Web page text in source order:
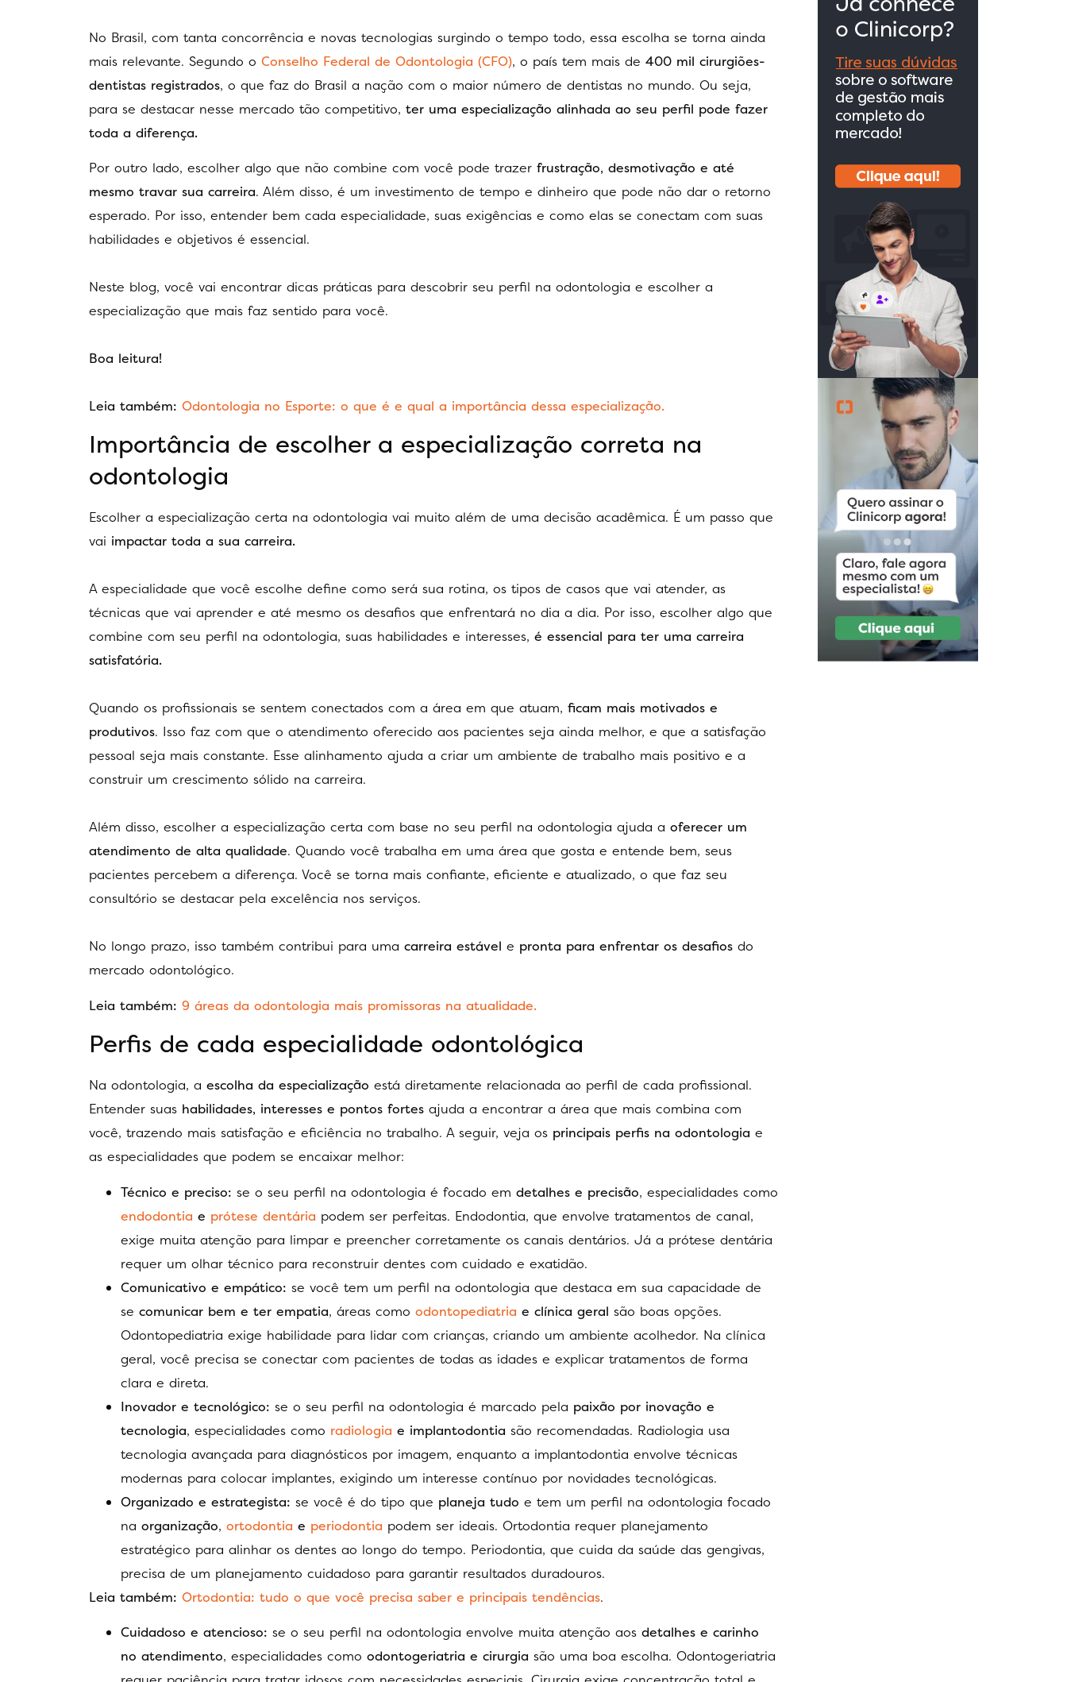
No Brasil, com tanta concorrência e novas tecnologias surgindo o tempo todo, essa escolha se torna ainda
mais relevante. Segundo o Conselho Federal de Odontologia (CFO), o país tem mais de 400 mil cirurgiões-
dentistas registrados, o que faz do Brasil a nação com o maior número de dentistas no mundo. Ou seja,
para se destacar nesse mercado tão competitivo, ter uma especialização alinhada ao seu perfil pode fazer
toda a diferença.
Por outro lado, escolher algo que não combine com você pode trazer frustração, desmotivação e até
mesmo travar sua carreira. Além disso, é um investimento de tempo e dinheiro que pode não dar o retorno
esperado. Por isso, entender bem cada especialidade, suas exigências e como elas se conectam com suas
habilidades e objetivos é essencial.
Neste blog, você vai encontrar dicas práticas para descobrir seu perfil na odontologia e escolher a
especialização que mais faz sentido para você.
Boa leitura!
Leia também: Odontologia no Esporte: o que é e qual a importância dessa especialização.
Importância de escolher a especialização correta na
odontologia
Escolher a especialização certa na odontologia vai muito além de uma decisão acadêmica. É um passo que
vai impactar toda a sua carreira.
A especialidade que você escolhe define como será sua rotina, os tipos de casos que vai atender, as
técnicas que vai aprender e até mesmo os desafios que enfrentará no dia a dia. Por isso, escolher algo que
combine com seu perfil na odontologia, suas habilidades e interesses, é essencial para ter uma carreira
satisfatória.
Quando os profissionais se sentem conectados com a área em que atuam, ficam mais motivados e
produtivos. Isso faz com que o atendimento oferecido aos pacientes seja ainda melhor, e que a satisfação
pessoal seja mais constante. Esse alinhamento ajuda a criar um ambiente de trabalho mais positivo e a
construir um crescimento sólido na carreira.
Além disso, escolher a especialização certa com base no seu perfil na odontologia ajuda a oferecer um
atendimento de alta qualidade. Quando você trabalha em uma área que gosta e entende bem, seus
pacientes percebem a diferença. Você se torna mais confiante, eficiente e atualizado, o que faz seu
consultório se destacar pela excelência nos serviços.
No longo prazo, isso também contribui para uma carreira estável e pronta para enfrentar os desafios do
mercado odontológico.
Leia também: 9 áreas da odontologia mais promissoras na atualidade.
Perfis de cada especialidade odontológica
Na odontologia, a escolha da especialização está diretamente relacionada ao perfil de cada profissional.
Entender suas habilidades, interesses e pontos fortes ajuda a encontrar a área que mais combina com
você, trazendo mais satisfação e eficiência no trabalho. A seguir, veja os principais perfis na odontologia e
as especialidades que podem se encaixar melhor:
Técnico e preciso: se o seu perfil na odontologia é focado em detalhes e precisão, especialidades como
endodontia e prótese dentária podem ser perfeitas. Endodontia, que envolve tratamentos de canal,
exige muita atenção para limpar e preencher corretamente os canais dentários. Já a prótese dentária
requer um olhar técnico para reconstruir dentes com cuidado e exatidão.
Comunicativo e empático: se você tem um perfil na odontologia que destaca em sua capacidade de
se comunicar bem e ter empatia, áreas como odontopediatria e clínica geral são boas opções.
Odontopediatria exige habilidade para lidar com crianças, criando um ambiente acolhedor. Na clínica
geral, você precisa se conectar com pacientes de todas as idades e explicar tratamentos de forma
clara e direta.
Inovador e tecnológico: se o seu perfil na odontologia é marcado pela paixão por inovação e
tecnologia, especialidades como radiologia e implantodontia são recomendadas. Radiologia usa
tecnologia avançada para diagnósticos por imagem, enquanto a implantodontia envolve técnicas
modernas para colocar implantes, exigindo um interesse contínuo por novidades tecnológicas.
Organizado e estrategista: se você é do tipo que planeja tudo e tem um perfil na odontologia focado
na organização, ortodontia e periodontia podem ser ideais. Ortodontia requer planejamento
estratégico para alinhar os dentes ao longo do tempo. Periodontia, que cuida da saúde das gengivas,
precisa de um planejamento cuidadoso para garantir resultados duradouros.
Leia também: Ortodontia: tudo o que você precisa saber e principais tendências.
Cuidadoso e atencioso: se o seu perfil na odontologia envolve muita atenção aos detalhes e carinho
no atendimento, especialidades como odontogeriatria e cirurgia são uma boa escolha. Odontogeriatria